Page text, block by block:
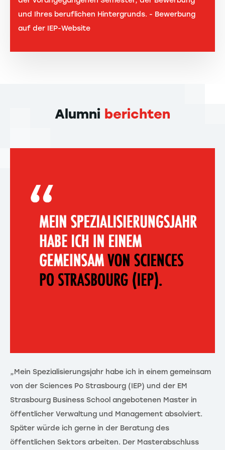
und Ihres beruflichen Hintergrunds. - Bewerbung
auf der IEP-Website
Alumni berichten
„Mein Spezialisierungsjahr habe ich in einem gemeinsam
von der Sciences Po Strasbourg (IEP) und der EM
Strasbourg Business School angebotenen Master in
öffentlicher Verwaltung und Management absolviert.
Später würde ich gerne in der Beratung des
öffentlichen Sektors arbeiten. Der Masterabschluss